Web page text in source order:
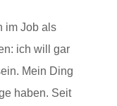
im Job als
ich will gar
Mein Ding
haben. Seit